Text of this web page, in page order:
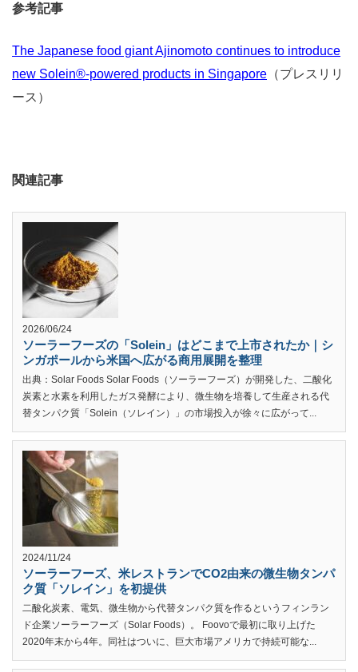
参考記事
The Japanese food giant Ajinomoto continues to introduce
new Solein®-powered products in Singapore （プレスリリ
ース）
関連記事
2026/06/24
ソーラーフーズの「Solein」はどこまで上市されたか｜シ
ンガポールから米国へ広がる商用展開を整理
出典：Solar Foods Solar Foods（ソーラーフーズ）が開発した、二酸化
炭素と水素を利用したガス発酵により、微生物を培養して生産される代
替タンパク質「Solein（ソレイン）」の市場投入が徐々に広がって...
2024/11/24
ソーラーフーズ、米レストランでCO2由来の微生物タンパ
ク質「ソレイン」を初提供
二酸化炭素、電気、微生物から代替タンパク質を作るというフィンラン
ド企業ソーラーフーズ（Solar Foods）。 Foovoで最初に取り上げた
2020年末から4年。同社はついに、巨大市場アメリカで持続可能な...